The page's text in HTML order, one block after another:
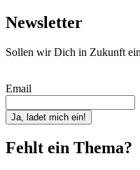
Newsletter
Sollen wir Dich in Zukunft
Email
Ja, ladet mich ein!
Fehlt ein Thema?